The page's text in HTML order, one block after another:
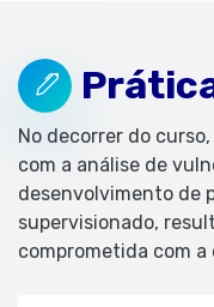
No decorrer do
com a análise de
desenvolvimento de
supervisionado,
comprometida com